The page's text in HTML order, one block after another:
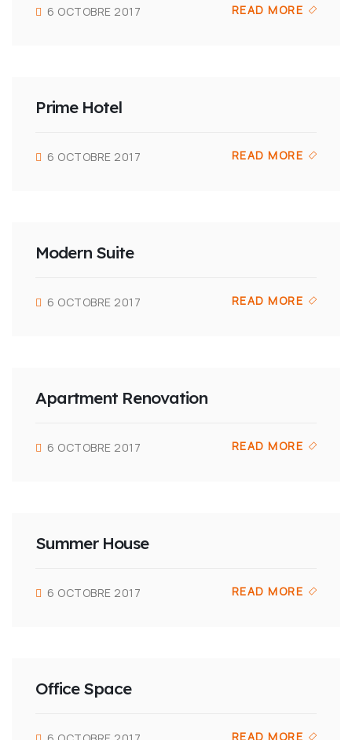
6 OCTOBRE 2017 READ MORE
Prime Hotel
6 OCTOBRE 2017 READ MORE
Modern Suite
6 OCTOBRE 2017 READ MORE
Apartment Renovation
6 OCTOBRE 2017 READ MORE
Summer House
6 OCTOBRE 2017 READ MORE
Office Space
READ MORE